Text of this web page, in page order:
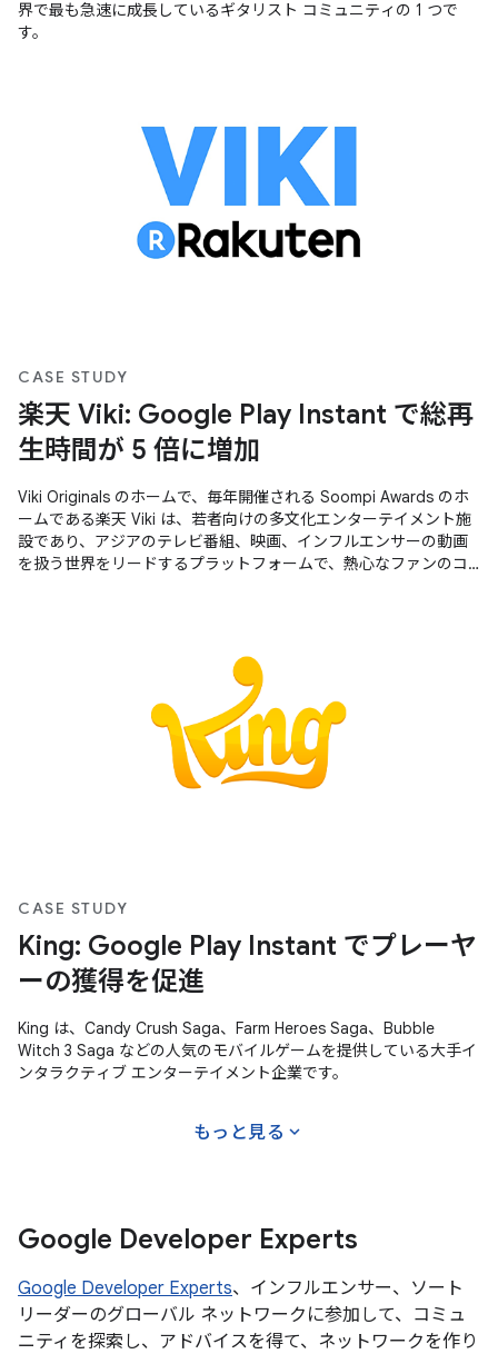
界で最も急速に成長しているギタリスト コミュニティの 1 つで
す。
CASE STUDY
楽天 Viki: Google Play Instant で総再
生時間が 5 倍に増加
Viki Originals のホームで、毎年開催される Soompi Awards のホ
ームである楽天 Viki は、若者向けの多文化エンターテイメント施
設であり、アジアのテレビ番組、映画、インフルエンサーの動画
を扱う世界をリードするプラットフォームで、熱心なファンのコ
CASE STUDY
King: Google Play Instant でプレーヤ
ーの獲得を促進
King は、Candy Crush Saga、Farm Heroes Saga、Bubble
Witch 3 Saga などの人気のモバイルゲームを提供している大手イ
ンタラクティブ エンターテイメント企業です。
もっと見る expand_more
Google Developer Experts
Google Developer Experts、インフルエンサー、ソート
リーダーのグローバル ネットワークに参加して、コミュ
ニティを探索し、アドバイスを得て、ネットワークを作り